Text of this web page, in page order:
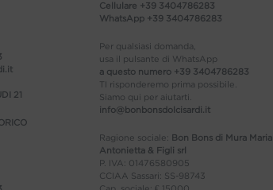
21
Cellulare +39 3404786283
WhatsApp +39 3404786283
Per qualsiasi domanda,
usa il pulsante di WhatsApp
a questo numero +39 3404786283
TI risponderemo prima possibile.
Siamo qui per aiutarti.
info@bonbonsdolcisardi.it
Ragione sociale: Bon Bons di Mura Maria
Antonietta & Figli srl
P. IVA: 01476580905
CCIAA Sassari: SS-98743